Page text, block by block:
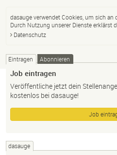
dasauge verwendet Cookies, um sich an
Durch Nutzung unserer Dienste erklärst
Datenschutz
Eintragen Abonnieren
Job eintragen
Veröffentliche jetzt dein
kostenlos bei dasauge!
Job
dasauge